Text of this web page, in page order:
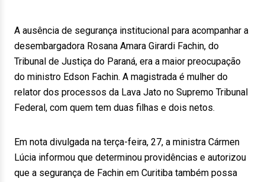
A ausência de segurança institucional para acompanhar a
desembargadora Rosana Amara Girardi Fachin, do
Tribunal de Justiça do Paraná, era a maior preocupação
do ministro Edson Fachin. A magistrada é mulher do
relator dos processos da Lava Jato no Supremo Tribunal
Federal, com quem tem duas filhas e dois netos.
Em nota divulgada na terça-feira, 27, a ministra Cármen
Lúcia informou que determinou providências e autorizou
que a segurança de Fachin em Curitiba também possa